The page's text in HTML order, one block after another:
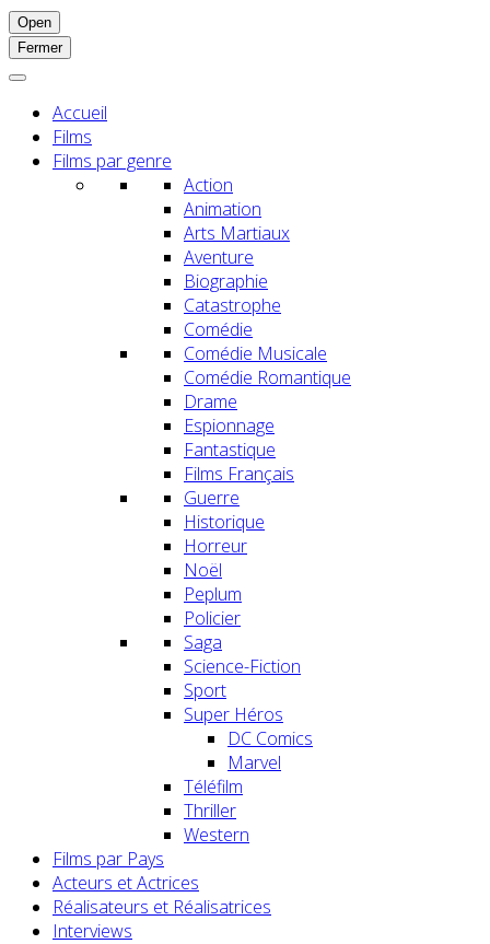
Open
Fermer
Accueil
Films
Films par genre
Action
Animation
Arts Martiaux
Aventure
Biographie
Catastrophe
Comédie
Comédie Musicale
Comédie Romantique
Drame
Espionnage
Fantastique
Films Français
Guerre
Historique
Horreur
Noël
Peplum
Policier
Saga
Science-Fiction
Sport
Super Héros
DC Comics
Marvel
Téléfilm
Thriller
Western
Films par Pays
Acteurs et Actrices
Réalisateurs et Réalisatrices
Interviews